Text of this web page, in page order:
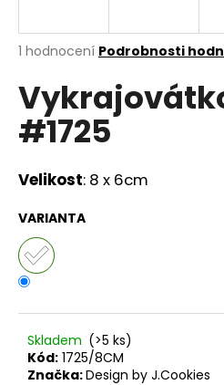
Průměrné
produktu
je
4,0
z
hvězdiček.
1 hodnocení Podrobnosti
#1725
Velikost: 8 x 6cm
VARIANTA
Skladem (>5 ks)
Kód: 1725/8CM
Značka:Design by J.Cookies
j
t
?
D
o
p
o